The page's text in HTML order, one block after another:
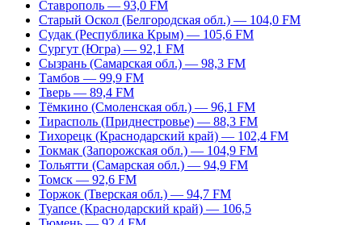
Ставрополь — 93,0 FM
Старый Оскол (Белгородская обл.) — 104,0 FM
Судак (Республика Крым) — 105,6 FM
Сургут (Югра) — 92,1 FM
Сызрань (Самарская обл.) — 98,3 FM
Тамбов — 99,9 FM
Тверь — 89,4 FM
Тёмкино (Смоленская обл.) — 96,1 FM
Тирасполь (Приднестровье) — 88,3 FM
Тихорецк (Краснодарский край) — 102,4 FM
Токмак (Запорожская обл.) — 104,9 FM
Тольятти (Самарская обл.) — 94,9 FM
Томск — 92,6 FM
Торжок (Тверская обл.) — 94,7 FM
Туапсе (Краснодарский край) — 106,5